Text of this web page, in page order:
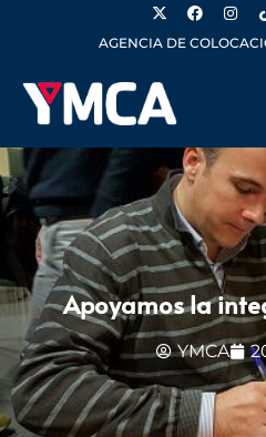
AGENCIA DE
Apoyamos la
YMCA